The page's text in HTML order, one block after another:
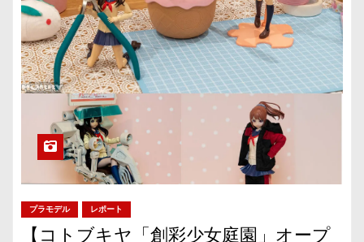
プラモデル レポート
【コトブキヤ「創彩少女庭園」オープ